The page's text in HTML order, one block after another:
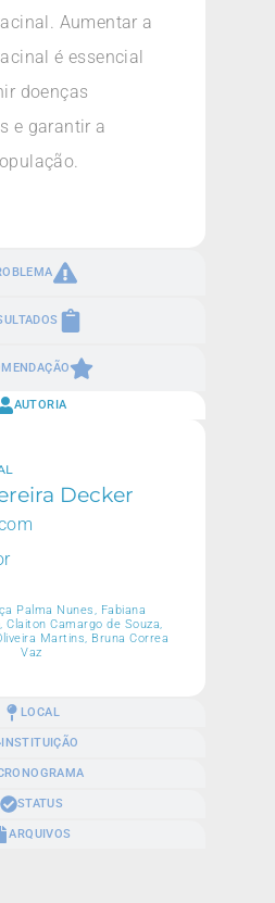
Aumentar a
é essencial
doenças
e garantir a
AUTORIA
LOCAL
INSTITUIÇÃO
STATUS
ARQUIVOS
Decker
Palma Nunes, Fabiana
Claiton Camargo de Souza,
Martins, Bruna Correa
Vaz